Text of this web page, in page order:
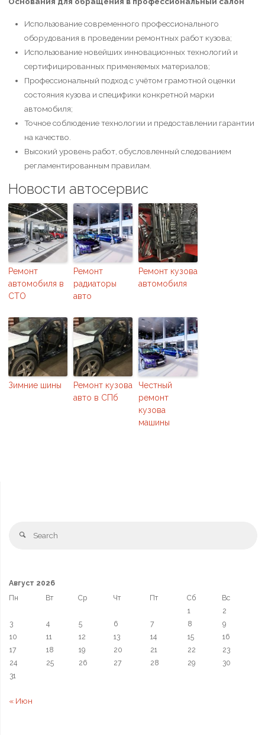
Использование современного профессионального
оборудования в проведении ремонтных работ кузова;
Использование новейших инновационных технологий и
сертифицированных применяемых материалов;
Профессиональный подход с учётом грамотной оценки
состояния кузова и специфики конкретной марки
автомобиля;
Точное соблюдение технологии и предоставлении гарантии
на качество.
Высокий уровень работ, обусловленный следованием
регламентированным правилам.
Новости автосервис
Ремонт
автомобиля в
СТО
Ремонт
радиаторы
авто
Ремонт кузова
автомобиля
Зимние шины
Ремонт кузова
авто в СПб
Честный
ремонт
кузова
машины
Август 2026
Пн
Вт Ср Чт Пт Сб
Вс
1
2
3
4 5 6 7 8
9
10
11 12 13 14 15
16
17
18 19 20 21 22
23
24
25 26 27 28 29
30
31
« Июн